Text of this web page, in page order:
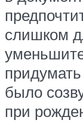
слишком
было
при